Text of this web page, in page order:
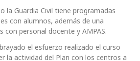
la Guardia Civil tiene programadas
con alumnos, además de una
con personal docente y AMPAS.
el esfuerzo realizado el curso
la actividad del Plan con los centros a